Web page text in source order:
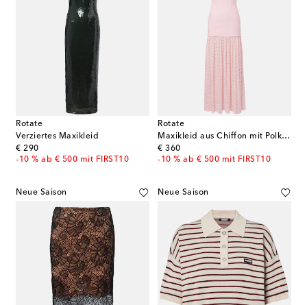
Rotate
Verziertes Maxikleid
€ 290
original price
-10 % ab € 500 mit FIRST10
Rotate
Maxikleid aus Chiffon mit Polka-Dots
€ 360
original price
-10 % ab € 500 mit FIRST10
Neue Saison Neue Saison